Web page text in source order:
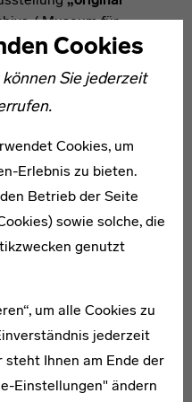
Cookies
Sie jederzeit
Cookies, um
Erlebnis zu bieten.
Betrieb der Seite
sowie solche, die
genutzt
um alle Cookies zu
jederzeit
Ihnen am Ende der
Einstellungen" ändern
/ Museum für
Galerie
der Ausstellung„bauhaus
weltweit;
im Jahr 2019
Facebook,